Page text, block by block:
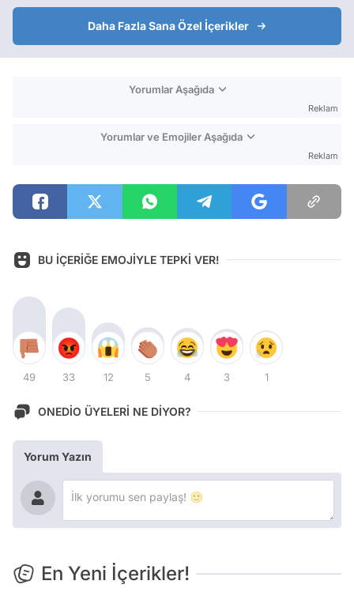
Daha Fazla Sana Özel İçerikler
Yorumlar Aşağıda
Reklam
Yorumlar ve Emojiler Aşağıda
Reklam
BU İÇERİĞE EMOJİYLE TEPKİ VER!
49 33 12 5 4 3 1
ONEDİO ÜYELERİ NE DİYOR?
Yorum Yazın
En Yeni İçerikler!